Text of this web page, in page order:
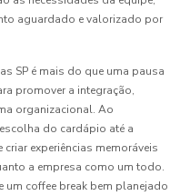
aguardado e valorizado por
SP é mais do que uma pausa
promover a integração,
organizacional. Ao
do cardápio até a
experiências memoráveis
a empresa como um todo.
um coffee break bem planejado